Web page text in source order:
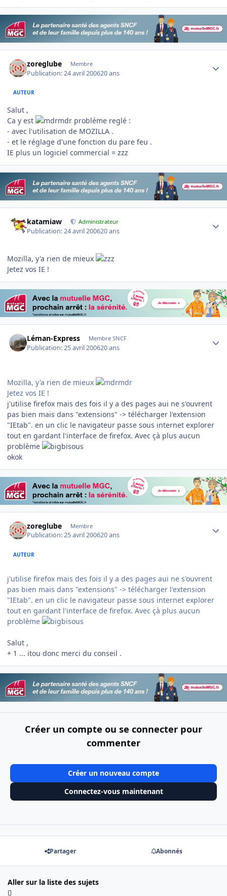
zoreglube Membre
Publication:24 avril 200620 ans
AUTEUR
Salut ,
Ca y est
probléme reglé :
- avec l'utilisation de MOZILLA .
- et le réglage d'une fonction du pare feu .
IE plus un logiciel commercial = zzz
katamiaw Administrateur
Publication:24 avril 200620 ans
Mozilla, y'a rien de mieux
Jetez vos IE !
Léman-Express Membre SNCF
Publication:25 avril 200620 ans
Mozilla, y'a rien de mieux
Jetez vos IE !
j'utilise firefox mais des fois il y a des pages aui ne s'ouvrent
pas bien mais dans "extensions" -> télécharger l'extension
"IEtab". en un clic le navigateur passe sous internet explorer
tout en gardant l'interface de firefox. Avec çà plus aucun
problème
okok
zoreglube Membre
Publication:25 avril 200620 ans
AUTEUR
j'utilise firefox mais des fois il y a des pages aui ne s'ouvrent
pas bien mais dans "extensions" -> télécharger l'extension
"IEtab". en un clic le navigateur passe sous internet explorer
tout en gardant l'interface de firefox. Avec çà plus aucun
problème
Salut ,
+ 1 ... itou donc merci du conseil .
Créer un compte ou se connecter pour
commenter
Créer un nouveau compte
Connectez-vous maintenant
Partager Abonnés
Aller sur la liste des sujets